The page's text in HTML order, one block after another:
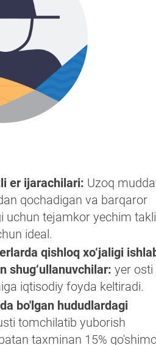
er ijarachilari: Uzoq
qochadigan va barqaror
uchun tejamkor yechim
ideal.
qishloq xo‘jaligi
shug‘ullanuvchilar: yer osti
iqtisodiy foyda keltiradi.
bo'lgan hududlardagi
tomchilatib yuborish
taxminan 15%